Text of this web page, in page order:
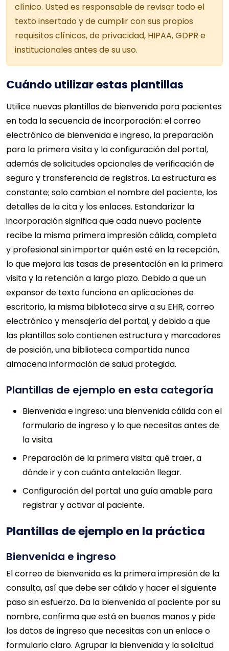
clínico. Usted es responsable de revisar todo el
texto insertado y de cumplir con sus propios
requisitos clínicos, de privacidad, HIPAA, GDPR e
institucionales antes de su uso.
Cuándo utilizar estas plantillas
Utilice nuevas plantillas de bienvenida para pacientes
en toda la secuencia de incorporación: el correo
electrónico de bienvenida e ingreso, la preparación
para la primera visita y la configuración del portal,
además de solicitudes opcionales de verificación de
seguro y transferencia de registros. La estructura es
constante; solo cambian el nombre del paciente, los
detalles de la cita y los enlaces. Estandarizar la
incorporación significa que cada nuevo paciente
recibe la misma primera impresión cálida, completa
y profesional sin importar quién esté en la recepción,
lo que mejora las tasas de presentación en la primera
visita y la retención a largo plazo. Debido a que un
expansor de texto funciona en aplicaciones de
escritorio, la misma biblioteca sirve a su EHR, correo
electrónico y mensajería del portal, y debido a que
las plantillas solo contienen estructura y marcadores
de posición, una biblioteca compartida nunca
almacena información de salud protegida.
Plantillas de ejemplo en esta categoría
Bienvenida e ingreso: una bienvenida cálida con el
formulario de ingreso y lo que necesitas antes de
la visita.
Preparación de la primera visita: qué traer, a
dónde ir y con cuánta antelación llegar.
Configuración del portal: una guía amable para
registrar y activar al paciente.
Plantillas de ejemplo en la práctica
Bienvenida e ingreso
El correo de bienvenida es la primera impresión de la
consulta, así que debe ser cálido y hacer el siguiente
paso sin esfuerzo. Da la bienvenida al paciente por su
nombre, confirma que está en buenas manos y pide
los datos de ingreso que necesitas con un enlace o
formulario claro. Agrupar la bienvenida y la solicitud